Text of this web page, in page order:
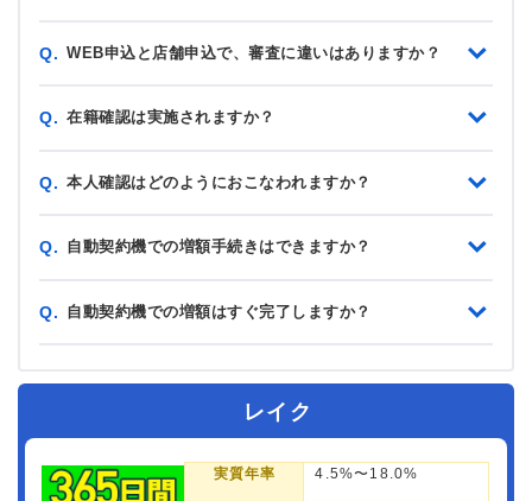
Q. WEB申込と店舗申込で、審査に違いはありますか？
Q. 在籍確認は実施されますか？
Q. 本人確認はどのようにおこなわれますか？
Q. 自動契約機での増額手続きはできますか？
Q. 自動契約機での増額はすぐ完了しますか？
レイク
実質年率 4.5%〜18.0%